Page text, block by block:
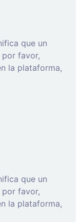
que un
por favor,
la plataforma,
que un
por favor,
la plataforma,